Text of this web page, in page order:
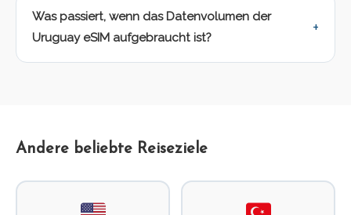
Was passiert, wenn das Datenvolumen der
Uruguay eSIM aufgebraucht ist?
Andere beliebte Reiseziele